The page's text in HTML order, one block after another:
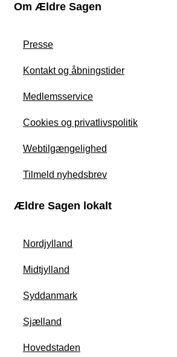
Om Ældre Sagen
Presse
Kontakt og åbningstider
Medlemsservice
Cookies og privatlivspolitik
Webtilgængelighed
Tilmeld nyhedsbrev
Ældre Sagen lokalt
Nordjylland
Midtjylland
Syddanmark
Sjælland
Hovedstaden